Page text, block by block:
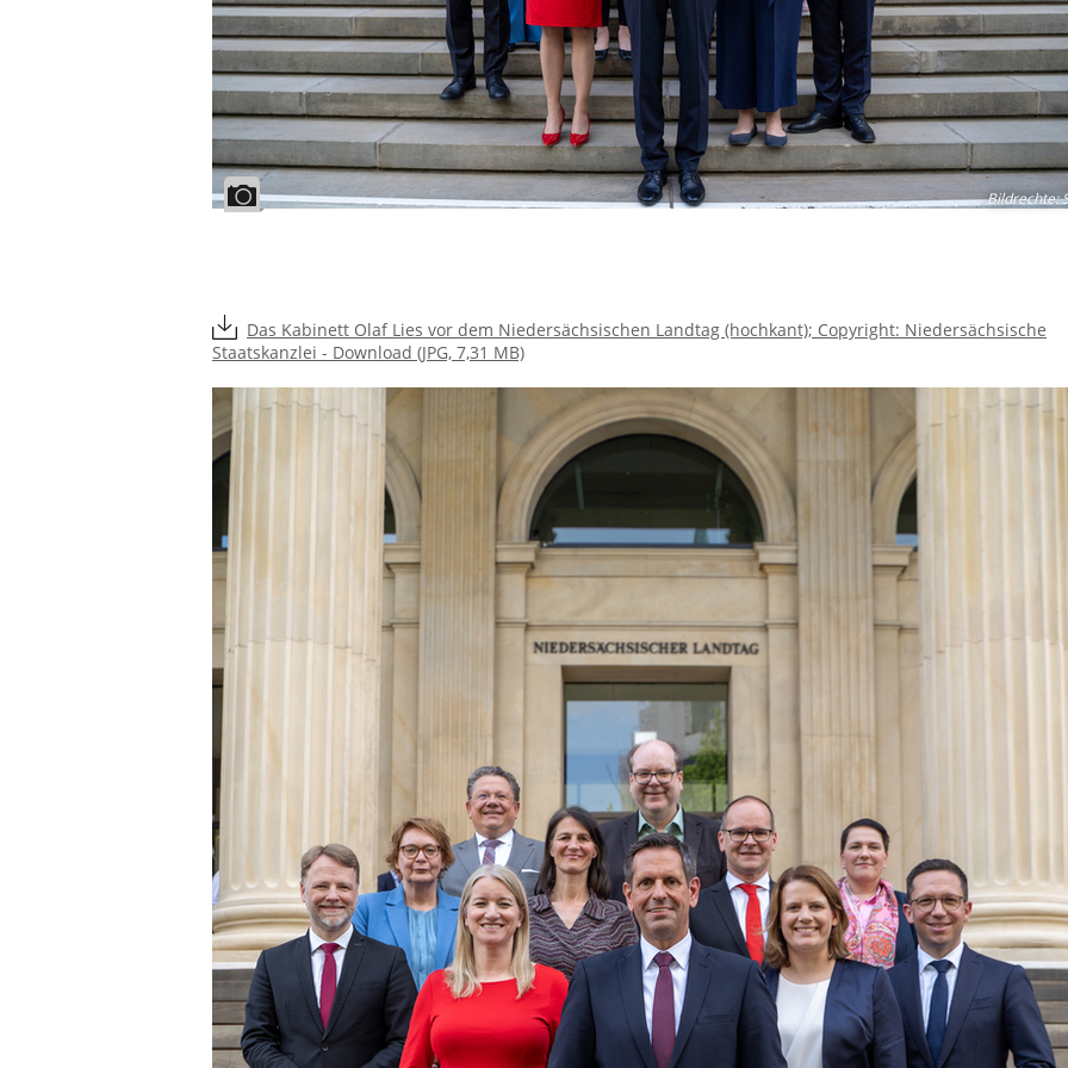
Bildrechte:
Das Kabinett Olaf Lies vor dem Niedersächsischen Landtag (hochkant); Copyright: Niedersächsische
Staatskanzlei - Download (JPG, 7,31 MB)